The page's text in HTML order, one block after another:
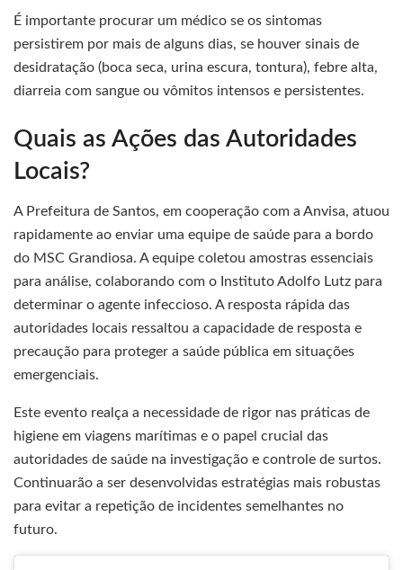
É importante procurar um médico se os sintomas
persistirem por mais de alguns dias, se houver sinais de
desidratação (boca seca, urina escura, tontura), febre alta,
diarreia com sangue ou vômitos intensos e persistentes.
Quais as Ações das Autoridades
Locais?
A Prefeitura de Santos, em cooperação com a Anvisa, atuou
rapidamente ao enviar uma equipe de saúde para a bordo
do MSC Grandiosa. A equipe coletou amostras essenciais
para análise, colaborando com o Instituto Adolfo Lutz para
determinar o agente infeccioso. A resposta rápida das
autoridades locais ressaltou a capacidade de resposta e
precaução para proteger a saúde pública em situações
emergenciais.
Este evento realça a necessidade de rigor nas práticas de
higiene em viagens marítimas e o papel crucial das
autoridades de saúde na investigação e controle de surtos.
Continuarão a ser desenvolvidas estratégias mais robustas
para evitar a repetição de incidentes semelhantes no
futuro.